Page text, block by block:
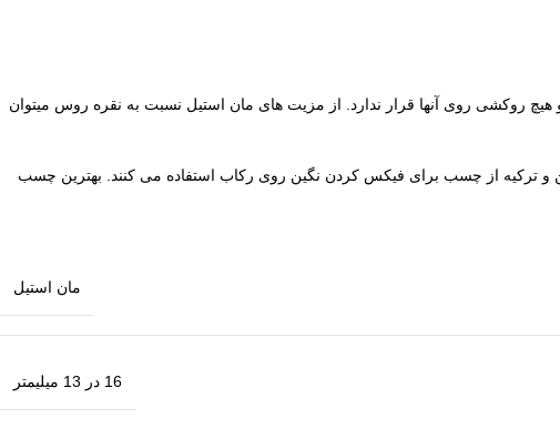
روکشی روی آنها قرار ندارد. از مزیت های مان استیل نسبت به نقره روس میتوان
چین و ترکیه از چسب برای فیکس کردن نگین روی رکاب استفاده می کنند. بهترین چسب
مان استیل
16 در 13 میلیمتر